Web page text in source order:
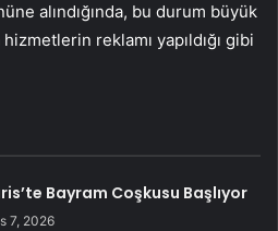
alındığında, bu durum büyük
reklamı yapıldığı gibi
Bayram Coşkusu Başlıyor
7, 2026